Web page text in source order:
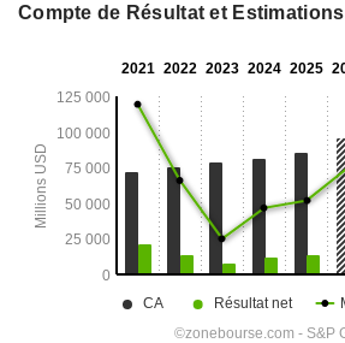
Compte de Résultat et Estimations